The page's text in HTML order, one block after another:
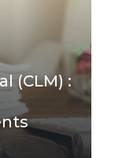
(CLM) :